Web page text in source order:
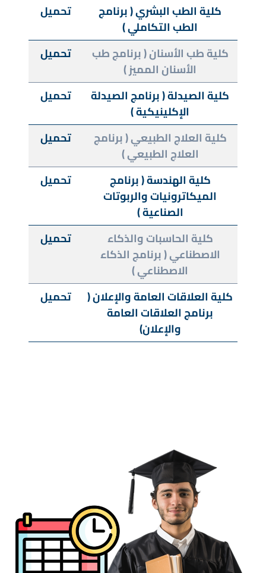
كلية الطب البشري ( برنامج
الطب التكاملي )
تحميل
كلية طب الأسنان ( برنامج طب
الأسنان المميز )
تحميل
كلية الصيدلة ( برنامج الصيدلة
الإكلينيكية )
تحميل
كلية العلاج الطبيعي ( برنامج
العلاج الطبيعي )
تحميل
كلية الهندسة ( برنامج
الميكاترونيات والربوتات
الصناعية )
تحميل
كلية الحاسبات والذكاء
الاصطناعي ( برنامج الذكاء
الاصطناعي )
تحميل
كلية العلاقات العامة والإعلان (
برنامج العلاقات العامة
والإعلان)
تحميل